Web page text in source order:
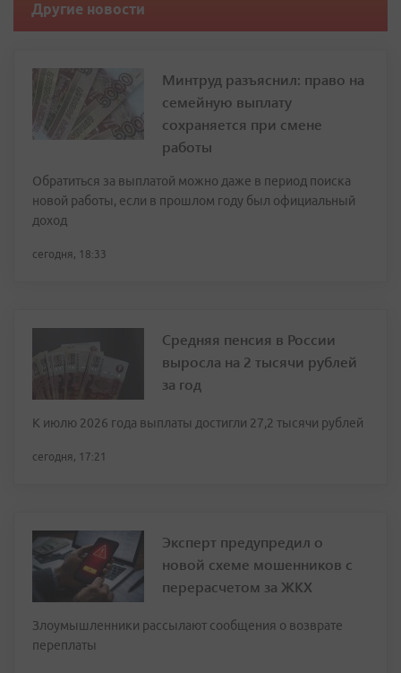
Другие новости
Минтруд разъяснил: право на
семейную выплату
сохраняется при смене
работы
Обратиться за выплатой можно даже в период поиска
новой работы, если в прошлом году был официальный
доход
сегодня, 18:33
Средняя пенсия в России
выросла на 2 тысячи рублей
за год
К июлю 2026 года выплаты достигли 27,2 тысячи рублей
сегодня, 17:21
Эксперт предупредил о
новой схеме мошенников с
перерасчетом за ЖКХ
Злоумышленники рассылают сообщения о возврате
переплаты